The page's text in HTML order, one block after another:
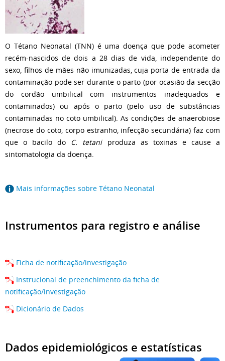
O Tétano Neonatal (TNN) é uma doença que pode acometer
recém-nascidos de dois a 28 dias de vida, independente do
sexo, filhos de mães não imunizadas, cuja porta de entrada da
contaminação pode ser durante o parto (por ocasião da secção
do cordão umbilical com instrumentos inadequados e
contaminados) ou após o parto (pelo uso de substâncias
contaminadas no coto umbilical). As condições de anaerobiose
(necrose do coto, corpo estranho, infecção secundária) faz com
que o bacilo do C. tetaniproduza as toxinas e cause a
sintomatologia da doença.
Mais informações sobre Tétano Neonatal
Instrumentos para registro e análise
Ficha de notificação/investigação
Instrucional de preenchimento da ficha de
notificação/investigação
Dicionário de Dados
Dados epidemiológicos e estatísticas